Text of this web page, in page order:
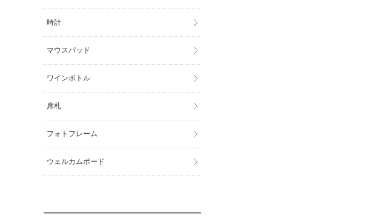
時計
マウスパッド
ワインボトル
席札
フォトフレーム
ウェルカムボード